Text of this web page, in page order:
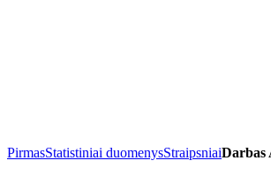
PirmasStatistiniai duomenysStraipsniaiDarbas